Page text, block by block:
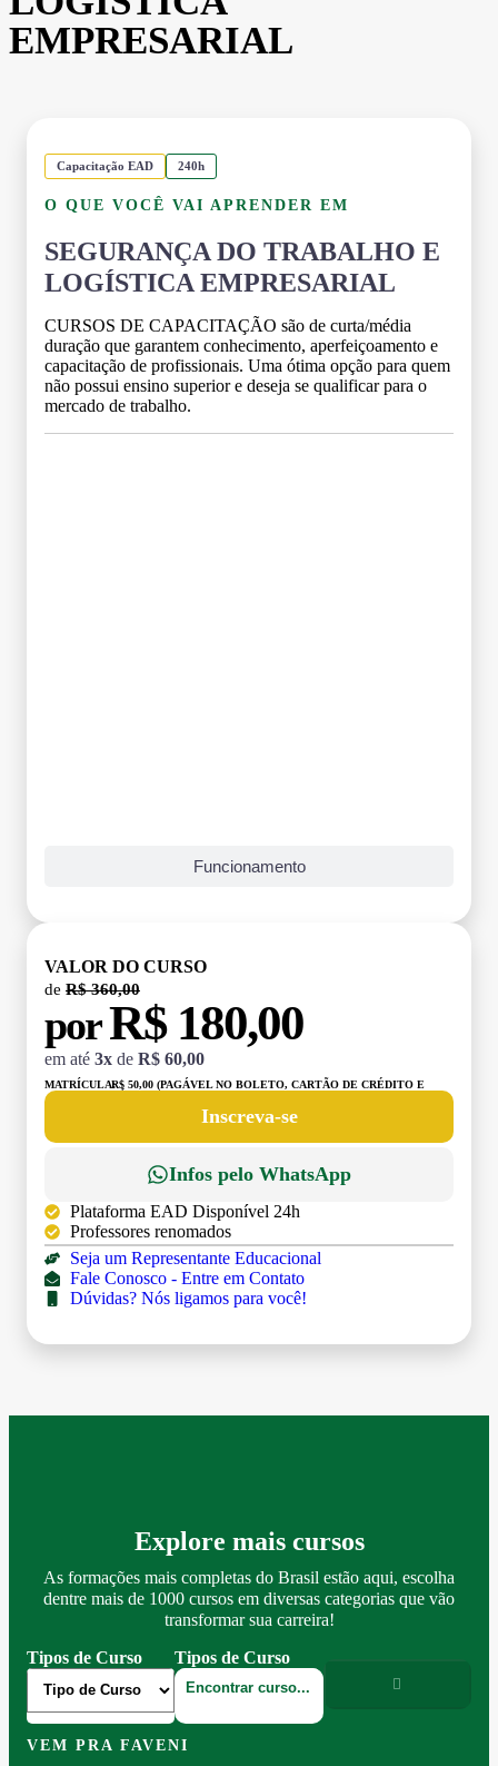
EMPRESARIAL
Capacitação EAD 240h
O QUE VOCÊ VAI APRENDER EM
SEGURANÇA DO TRABALHO E
LOGÍSTICA EMPRESARIAL
CURSOS DE CAPACITAÇÃO são de curta/média
duração que garantem conhecimento, aperfeiçoamento e
capacitação de profissionais. Uma ótima opção para quem
não possui ensino superior e deseja se qualificar para o
mercado de trabalho.
Funcionamento
VALOR DO CURSO
de R$ 360,00
porR$ 180,00
em até 3x de R$ 60,00
MATRÍCULA:R$ 50,00 (PAGÁVEL NO BOLETO, CARTÃO DE CRÉDITO E
Inscreva-se
Infos pelo WhatsApp
Plataforma EAD Disponível 24h
Professores renomados
Seja um Representante Educacional
Fale Conosco - Entre em Contato
Dúvidas? Nós ligamos para você!
Explore mais cursos
As formações mais completas do Brasil estão aqui, escolha
dentre mais de 1000 cursos em diversas categorias que vão
transformar sua carreira!
Tipos de Curso
Tipos de Curso
VEM PRA FAVENI